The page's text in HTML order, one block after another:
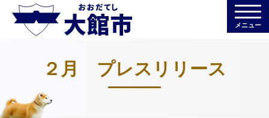
メニュー
２月 プレスリリース